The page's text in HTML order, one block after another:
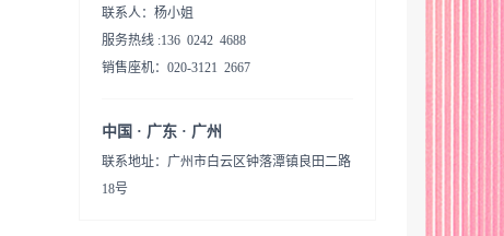
联系人：杨小姐
服务热线 :136 0242 4688
销售座机：020-3121 2667
中国 · 广东 · 广州
联系地址：广州市白云区钟落潭镇良田二路
18号